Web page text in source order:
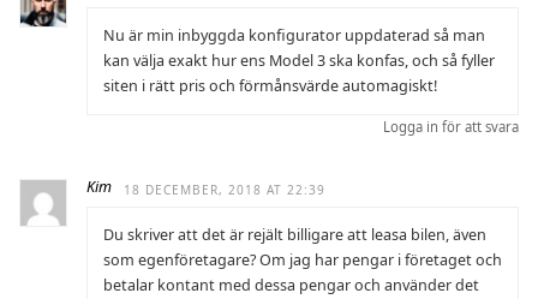
Nu är min inbyggda konfigurator uppdaterad så man
kan välja exakt hur ens Model 3 ska konfas, och så fyller
siten i rätt pris och förmånsvärde automagiskt!
Logga in för att svara
Kim 18 DECEMBER, 2018 AT 22:39
Du skriver att det är rejält billigare att leasa bilen, även
som egenföretagare? Om jag har pengar i företaget och
betalar kontant med dessa pengar och använder det